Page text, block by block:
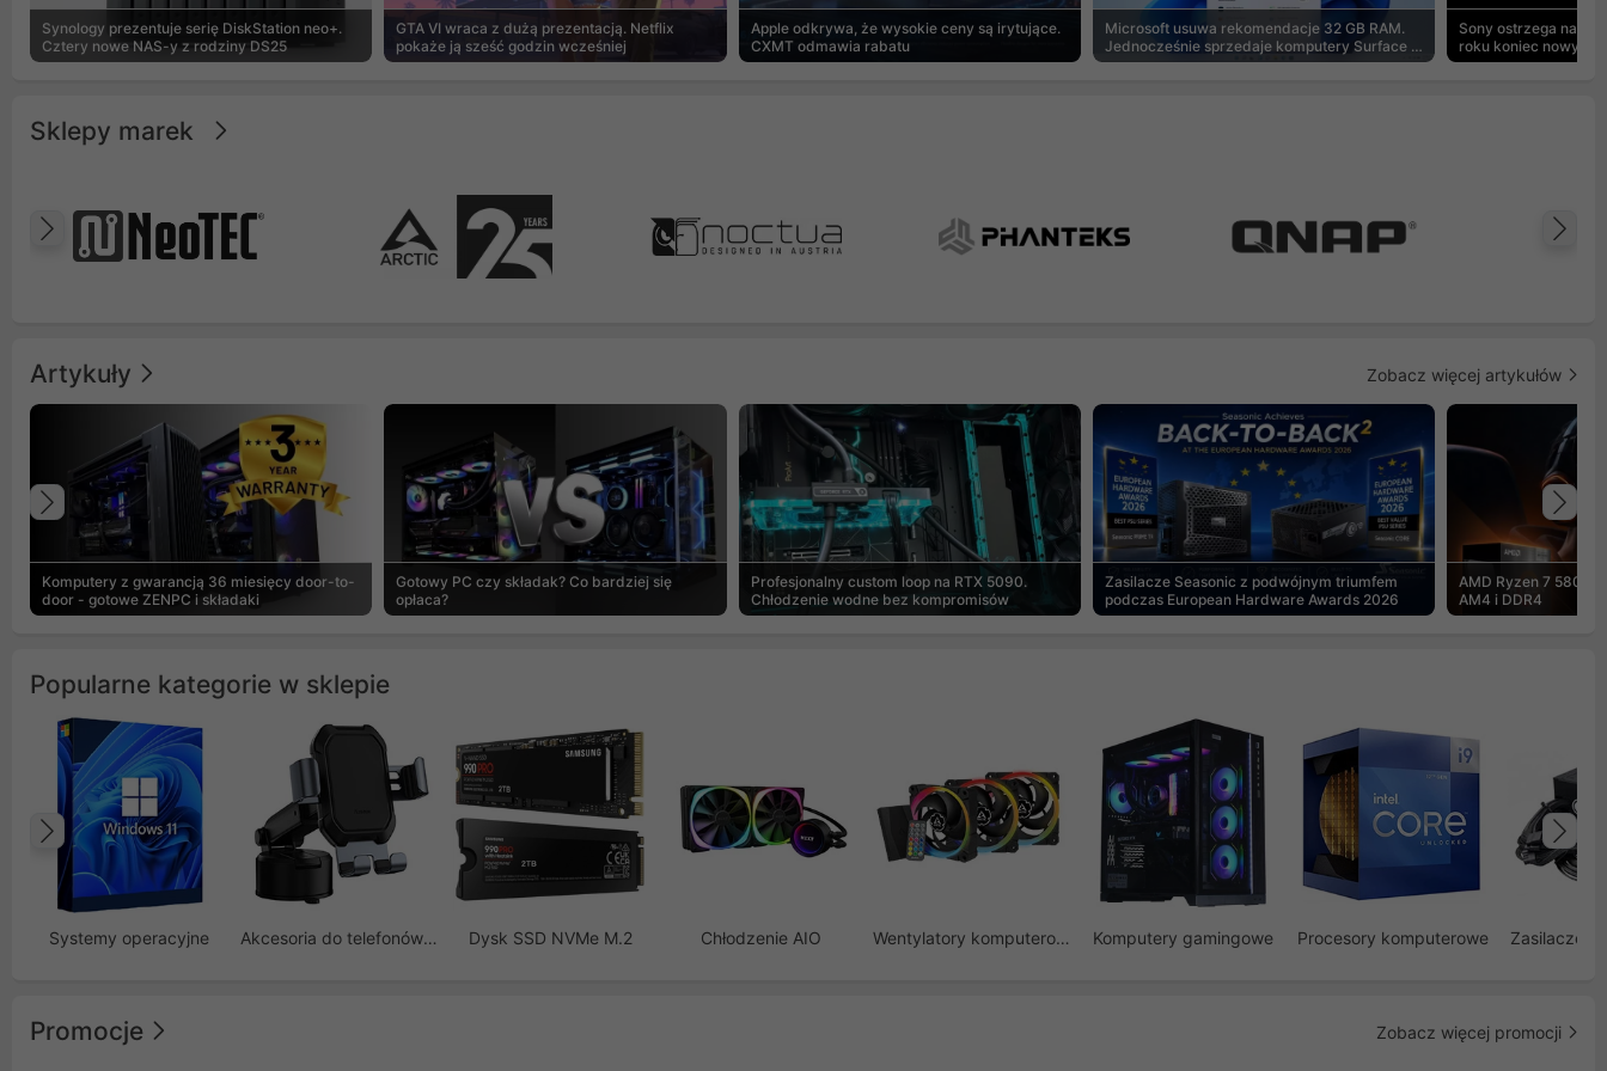
Synology prezentuje serię DiskStation neo+.
Cztery nowe NAS-y z rodziny DS25
GTA VI wraca z dużą prezentacją. Netflix
pokaże ją sześć godzin wcześniej
Apple odkrywa, że wysokie ceny są irytujące.
CXMT odmawia rabatu
Microsoft usuwa rekomendacje 32 GB RAM.
Jednocześnie sprzedaje komputery Surface z
8 GB
Sony ostrzega na
roku koniec nowych
Sklepy marek
Poprzedni
Artykuły Zobacz więcej artykułów
Komputery z gwarancją 36 miesięcy door-to-
door - gotowe ZENPC i składaki
Gotowy PC czy składak? Co bardziej się
opłaca?
Profesjonalny custom loop na RTX 5090.
Chłodzenie wodne bez kompromisów
Zasilacze Seasonic z podwójnym triumfem
podczas European Hardware Awards 2026
AMD Ryzen 7
AM4 i DDR4
Poprzedni
Popularne kategorie w sklepie
Systemy operacyjne Akcesoria do telefonów GSM Dysk SSD NVMe M.2 Chłodzenie AIO Wentylatory komputerowe Komputery gamingowe Procesory komputerowe Zasilacze
Poprzedni
Promocje Zobacz więcej promocji